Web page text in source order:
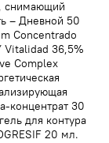
снимающий
– Дневной 50
Concentrado
Vitalidad 36,5%
Complex
концентрат 30
для контура
20 мл.